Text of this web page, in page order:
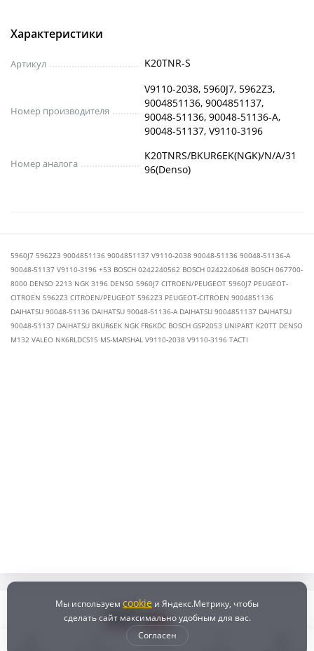
Характеристики
Артикул K20TNR-S
Номер производителя
V9110-2038, 5960J7, 5962Z3,
9004851136, 9004851137,
90048-51136, 90048-51136-A,
90048-51137, V9110-3196
Номер аналога
K20TNRS/BKUR6EK(NGK)/N/A/31
96(Denso)
5960J7 5962Z3 9004851136 9004851137 V9110-2038 90048-51136 90048-51136-A
90048-51137 V9110-3196 +53 BOSCH 0242240562 BOSCH 0242240648 BOSCH 067700-
8000 DENSO 2213 NGK 3196 DENSO 5960J7 CITROEN/PEUGEOT 5960J7 PEUGEOT-
CITROEN 5962Z3 CITROEN/PEUGEOT 5962Z3 PEUGEOT-CITROEN 9004851136
DAIHATSU 90048-51136 DAIHATSU 90048-51136-A DAIHATSU 9004851137 DAIHATSU
90048-51137 DAIHATSU BKUR6EK NGK FR6KDC BOSCH GSP2053 UNIPART K20TT DENSO
M132 VALEO NK6RLDCS15 MS-MARSHAL V9110-2038 V9110-3196 TACTI
Мы используем cookie и Яндекс.Метрику, чтобы
сделать сайт максимально удобным для вас.
Согласен